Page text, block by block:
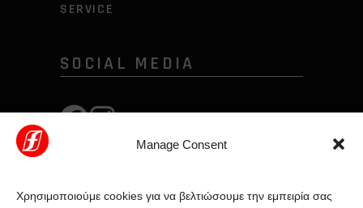
Manage Consent
Χρησιμοποιούμε cookies για να βελτιώσουμε την εμπειρία σας
SERVICE
SOCIAL MEDIA